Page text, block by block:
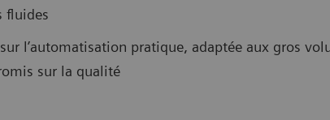
fluides
l’automatisation pratique, adaptée aux gros
sur la qualité